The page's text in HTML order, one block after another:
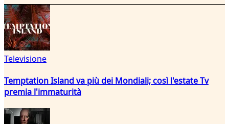
Televisione
Temptation Island va più dei Mondiali; così l'estate Tv
premia l'immaturità